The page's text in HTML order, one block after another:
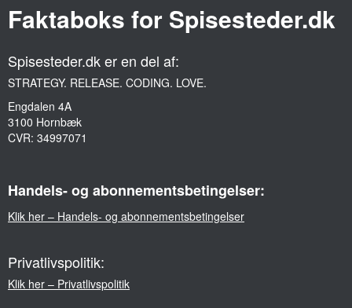
Faktaboks for Spisesteder.dk
Spisesteder.dk er en del af:
STRATEGY. RELEASE. CODING. LOVE.
Engdalen 4A
3100 Hornbæk
CVR: 34997071
Handels- og abonnementsbetingelser:
Klik her – Handels- og abonnementsbetingelser
Privatlivspolitik:
Klik her – Privatlivspolitik